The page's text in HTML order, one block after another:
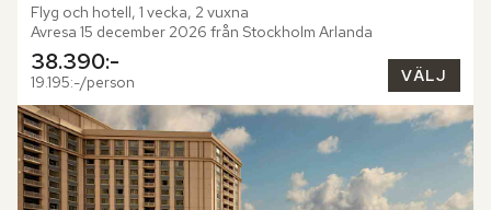
Flyg och hotell, 1 vecka, 2 vuxna
Avresa 15 december 2026 från Stockholm Arlanda
38.390:-
19.195:-/person VÄLJ